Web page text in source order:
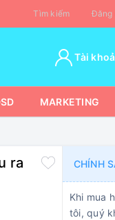
Tìm kiếm Đăng
Tài
MARKETING
ra
CHÍNH
Khi mua
tôi, quý